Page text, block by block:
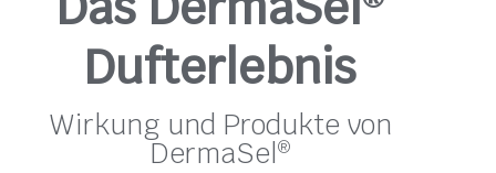
Dufterlebnis
Wirkung und Produkte von
DermaSel®